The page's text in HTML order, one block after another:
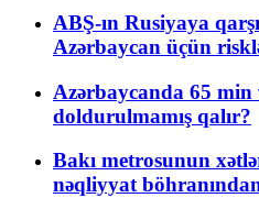
ABŞ-ın Rusiyaya
Azərbaycan üçün
Azərbaycanda 65
doldurulmamış qalır?
Bakı metrosunun
nəqliyyat